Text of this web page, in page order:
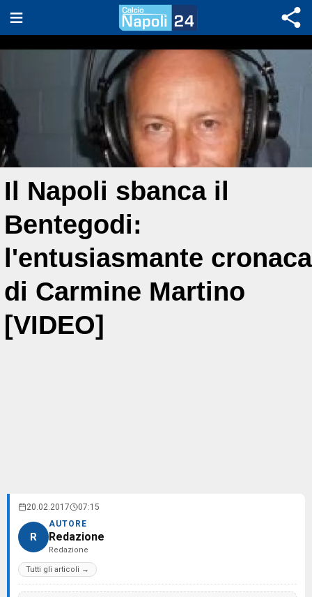
Il Napoli sbanca il
Bentegodi:
l'entusiasmante cronaca
di Carmine Martino
[VIDEO]
20.02.2017 07:15
R
AUTORE
Redazione
Redazione
Tutti gli articoli →